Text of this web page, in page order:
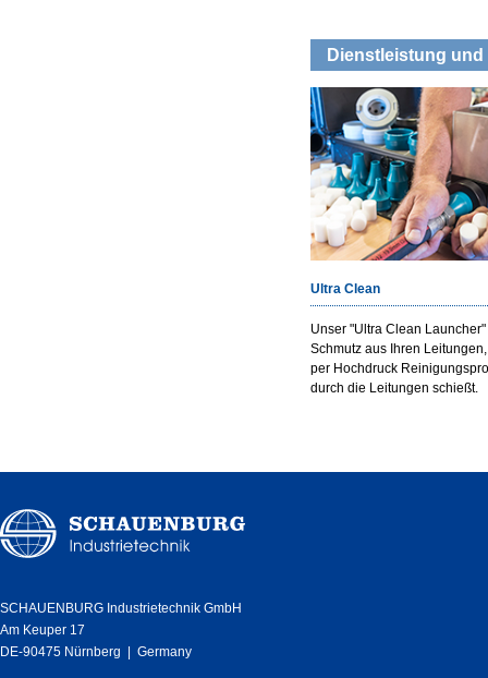
Dienstleistung
Ultra Clean
Unser "Ultra Clean
Schmutz aus Ihren
per Hochdruck
durch die Leitungen schießt.
SCHAUENBURG Industrietechnik GmbH
Am Keuper 17
DE-90475 Nürnberg | Germany